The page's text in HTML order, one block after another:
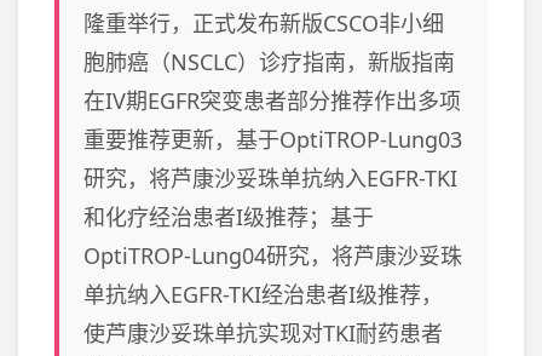
隆重举行，正式发布新版CSCO非小细
胞肺癌（NSCLC）诊疗指南，新版指南
在IV期EGFR突变患者部分推荐作出多项
重要推荐更新，基于OptiTROP-Lung03
研究，将芦康沙妥珠单抗纳入EGFR-TKI
和化疗经治患者I级推荐；基于
OptiTROP-Lung04研究，将芦康沙妥珠
单抗纳入EGFR-TKI经治患者I级推荐，
使芦康沙妥珠单抗实现对TKI耐药患者